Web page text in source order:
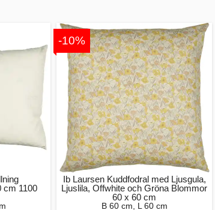
cm 1100
-10%
Ib Laursen Kuddfodral med Ljusgula,
Ljuslila, Offwhite och Gröna Blommor
60 x 60 cm
B 60 cm, L 60 cm